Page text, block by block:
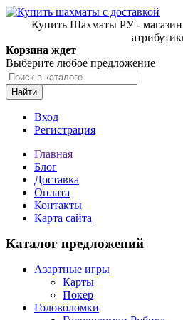
Купить Шахматы РУ -
Корзина ждет
Выберите любое предложение
Найти
Вход
Регистрация
Главная
Блог
Доставка
Оплата
Контакты
Карта сайта
Каталог предложений
Азартные игры
Карты
Покер
Головоломки